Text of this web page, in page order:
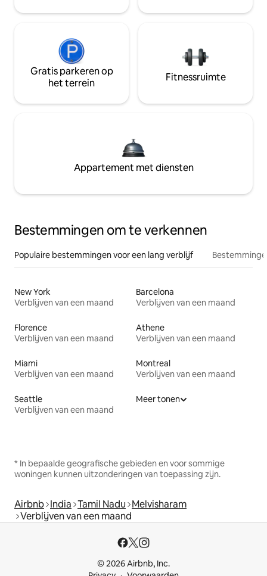
Gratis parkeren op
het terrein
Fitnessruimte
Appartement met diensten
Bestemmingen om te verkennen
Populaire bestemmingen voor een lang verblijf
New York
Verblijven van een maand
Barcelona
Verblijven van een maand
Florence
Verblijven van een maand
Athene
Verblijven van een maand
Miami
Verblijven van een maand
Montreal
Verblijven van een maand
Seattle
Verblijven van een maand
Meer tonen
* In bepaalde geografische gebieden en voor sommige
woningen kunnen uitzonderingen van toepassing zijn.
Airbnb India Tamil Nadu Melvisharam
Verblijven van een maand
© 2026 Airbnb, Inc.